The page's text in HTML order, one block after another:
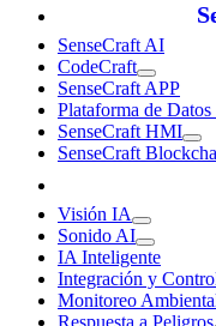
SenseCraft AI
CodeCraft
SenseCraft APP
Plataforma de Datos
SenseCraft HMI
SenseCraft
Visión IA
Sonido AI
IA Inteligente
Integración y
Monitoreo